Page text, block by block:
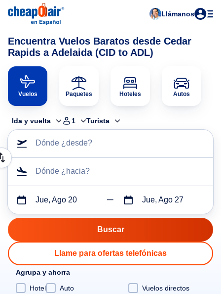
Llámanos
Encuentra Vuelos Baratos desde Cedar
Rapids a Adelaida (CID to ADL)
Vuelos Paquetes Hoteles Autos
Ida y vuelta 1 Turista
Dónde ¿desde?
Dónde ¿hacia?
Jue, Ago 20 Jue, Ago 27
Llame para ofertas telefónicas
Agrupa y ahorra
Hotel
Auto Vuelos directos